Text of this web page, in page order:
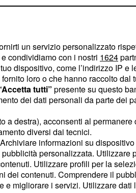
un servizio personalizzato
condividiamo con i nostri 1624
dispositivo, come l’indirizzo IP e
loro o che hanno raccolto dal
tutti” presente su questo
dei dati personali da parte dei
a destra), acconsenti al
diversi dai tecnici.
informazioni su
personalizzata. Utilizzare
Utilizzare profili per la
dei contenuti. Comprendere il
migliorare i servizi. Utilizzare